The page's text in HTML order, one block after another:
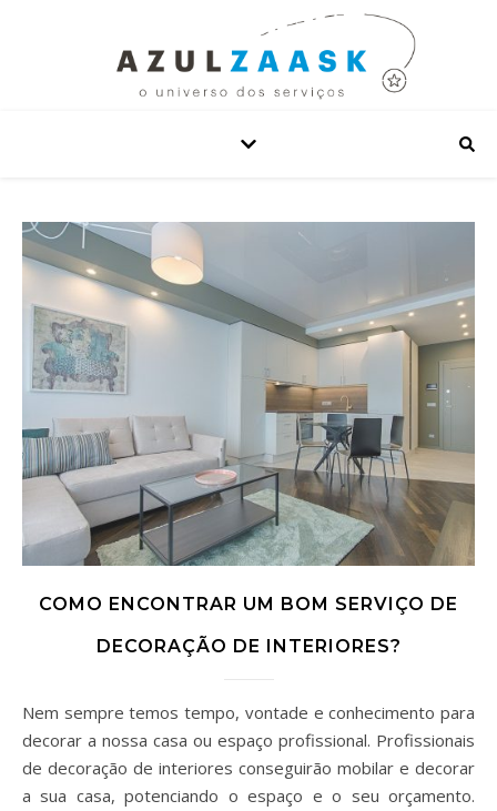
COMO ENCONTRAR UM BOM SERVIÇO DE
DECORAÇÃO DE INTERIORES?
Nem sempre temos tempo, vontade e conhecimento para
decorar a nossa casa ou espaço profissional. Profissionais
de decoração de interiores conseguirão mobilar e decorar
a sua casa, potenciando o espaço e o seu orçamento.